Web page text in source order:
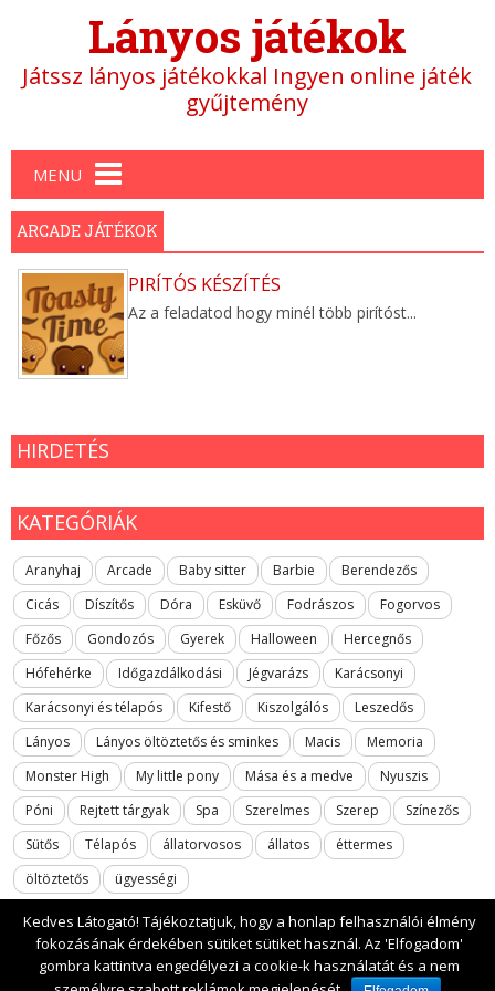
Lányos játékok
Játssz lányos játékokkal Ingyen online játék
gyűjtemény
Main menu
MENU
ARCADE JÁTÉKOK
PIRÍTÓS KÉSZÍTÉS
Az a feladatod hogy minél több pirítóst...
HIRDETÉS
KATEGÓRIÁK
Aranyhaj Arcade Baby sitter Barbie
Berendezős
Cicás
Díszítős Dóra Esküvő Fodrászos
Fogorvos
Főzős
Gondozós Gyerek Halloween
Hercegnős
Hófehérke
Időgazdálkodási Jégvarázs
Karácsonyi
Karácsonyi és télapós
Kifestő Kiszolgálós
Leszedős
Lányos
Lányos öltöztetős és sminkes Macis
Memoria
Monster High
My little pony Mása és a medve
Nyuszis
Póni
Rejtett tárgyak Spa Szerelmes Szerep
Színezős
Sütős
Télapós állatorvosos állatos
éttermes
öltöztetős
ügyességi
2017 All rights reserved. lanyosjatekok.gyerekfilmek.hu
Kedves Látogató! Tájékoztatjuk, hogy a honlap felhasználói élmény
fokozásának érdekében sütiket sütiket használ. Az 'Elfogadom'
gombra kattintva engedélyezi a cookie-k használatát és a nem